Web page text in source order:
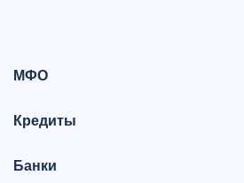
МФО
Кредиты
Банки